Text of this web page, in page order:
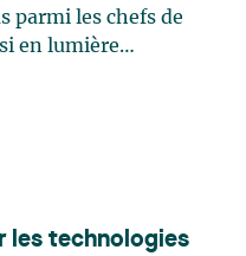
parmi les chefs de
en lumière
Valérie
du groupe de droit
l’environnement,
représente une
les technologies